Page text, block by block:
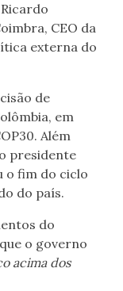
CEO da
externa do
de
em
Além
presidente
o fim do ciclo
do país.
do
o governo
acima dos